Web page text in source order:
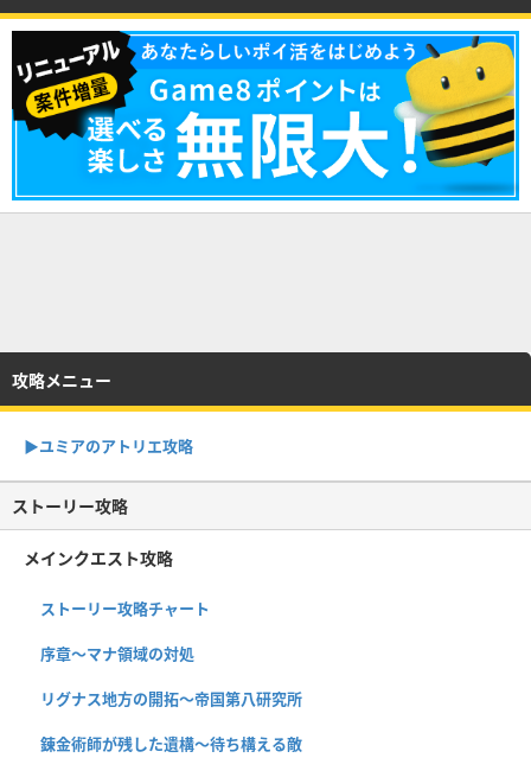
攻略メニュー
▶︎ユミアのアトリエ攻略
ストーリー攻略
メインクエスト攻略
ストーリー攻略チャート
序章〜マナ領域の対処
リグナス地方の開拓〜帝国第八研究所
錬金術師が残した遺構〜待ち構える敵